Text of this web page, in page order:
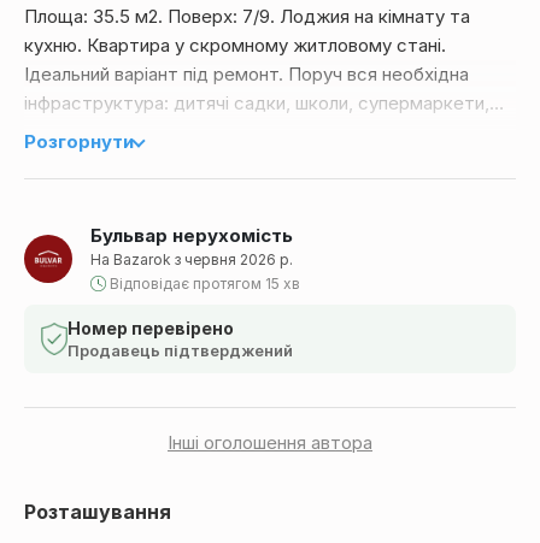
Бульвар нерухомість
На Bazarok з червня 2026 р.
Відповідає протягом 15 хв
Номер перевірено
Продавець підтверджений
Інші оголошення автора
Площа: 35.5 м2. Поверх: 7/9. Лоджия на кімнату та
кухню. Квартира у скромному житловому стані.
Ідеальний варіант під ремонт. Поруч вся необхідна
інфраструктура: дитячі садки, школи, супермаркети,
магазини.
Розгорнути
Розташування